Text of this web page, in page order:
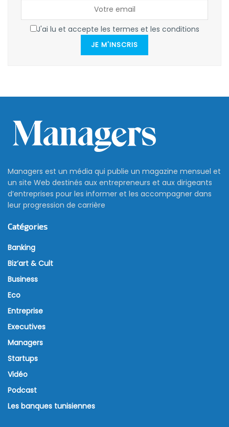
J'ai lu et accepte les termes et les conditions
JE M'INSCRIS
Managers est un média qui publie un magazine mensuel et
un site Web destinés aux entrepreneurs et aux dirigeants
d’entreprises pour les informer et les accompagner dans
leur progression de carrière
Catégories
Banking
Biz’art & Cult
Business
Eco
Entreprise
Executives
Managers
Startups
Vidéo
Podcast
Les banques tunisiennes